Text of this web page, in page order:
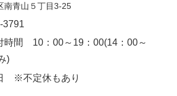
南青山５丁目3-25
3791
時間 10：00～19：00(14：00～
)
※不定休もあり